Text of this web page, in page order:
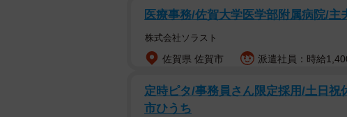
医療事務/佐賀大学医学部附属病院/主
株式会社ソラスト
佐賀県 佐賀市 派遣社員：時給
定時ピタ/事務員さん限定採用/土日
市ひうち